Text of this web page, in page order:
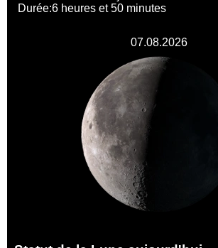
Durée:6 heures et 50 minutes
07.08.2026